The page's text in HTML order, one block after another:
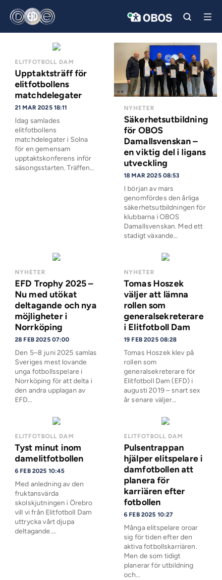
ELITFOTBOLL DAM
Upptaktsträff för
elitfotbollens
matchdelegater
21 MAR 2025 18:11
Idag samlades
elitfotbollens
matchdelegater i Solna
för en gemensam
upptaktskonferens inför
säsongsstarten. Träffen…
NYHETER
Säkerhetsutbildning
för OBOS
Damallsvenskan –
en viktig del i ligans
utveckling
18 MAR 2025 08:53
I början av mars
genomfördes den årliga
säkerhetsutbildningen för
klubbarna i OBOS
Damallsvenskan. Med ett
stadigt växande…
NYHETER
EFD Trophy 2025 –
Nu med utökat
deltagande och nya
möjligheter i
Norrköping
28 FEB 2025 07:00
Den 5–8 juni 2025 samlas
Sveriges mest lovande
unga fotbollsspelare i
Norrköping för att delta i
den andra upplagan av
EFD…
NYHETER
Tomas Hoszek
väljer att lämna
rollen som
generalsekreterare
i Elitfotboll Dam
19 FEB 2025 08:28
Tomas Hoszek klev på
rollen som
generalsekreterare för
Elitfotboll Dam (EFD) i
augusti 2019 – snart sex
år senare väljer…
ELITFOTBOLL DAM
Tyst minut inom
damelitfotbollen
6 FEB 2025 10:45
Med anledning av den
fruktansvärda
skolskjutningen i Örebro
vill vi från Elitfotboll Dam
uttrycka vårt djupa
deltagande.…
ELITFOTBOLL DAM
Pulsentrappan
hjälper elitspelare i
damfotbollen att
planera för
karriären efter
fotbollen
6 FEB 2025 10:27
Många elitspelare oroar
sig för tiden efter den
aktiva fotbollskarriären.
Men de som tidigt
planerar för utbildning
och…